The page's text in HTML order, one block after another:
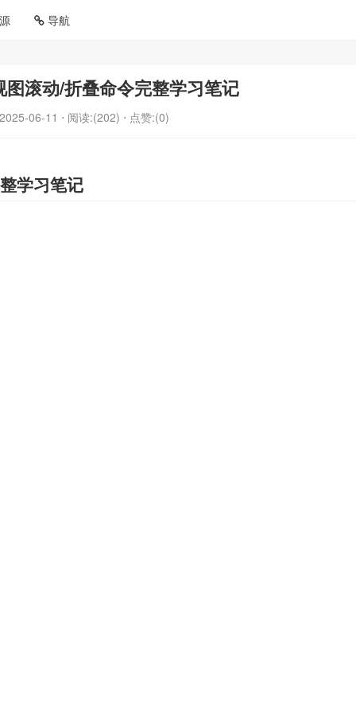
导航
滚动/折叠命令完整学习笔记
06-11 ⋅ 阅读:(202) ⋅ 点赞:(0)
学习笔记